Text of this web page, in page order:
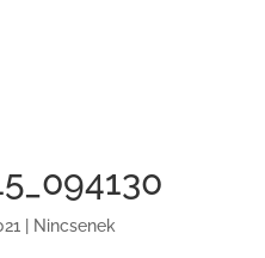
Nincsenek